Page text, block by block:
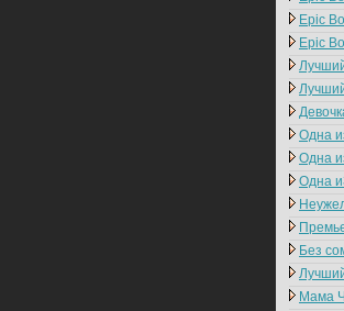
Epic
Epic
Одна
Одна
Одна
Без
Мама